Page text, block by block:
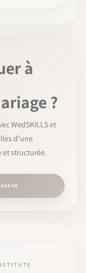
à
?
WedSKILLS et
d’une
et structurée.